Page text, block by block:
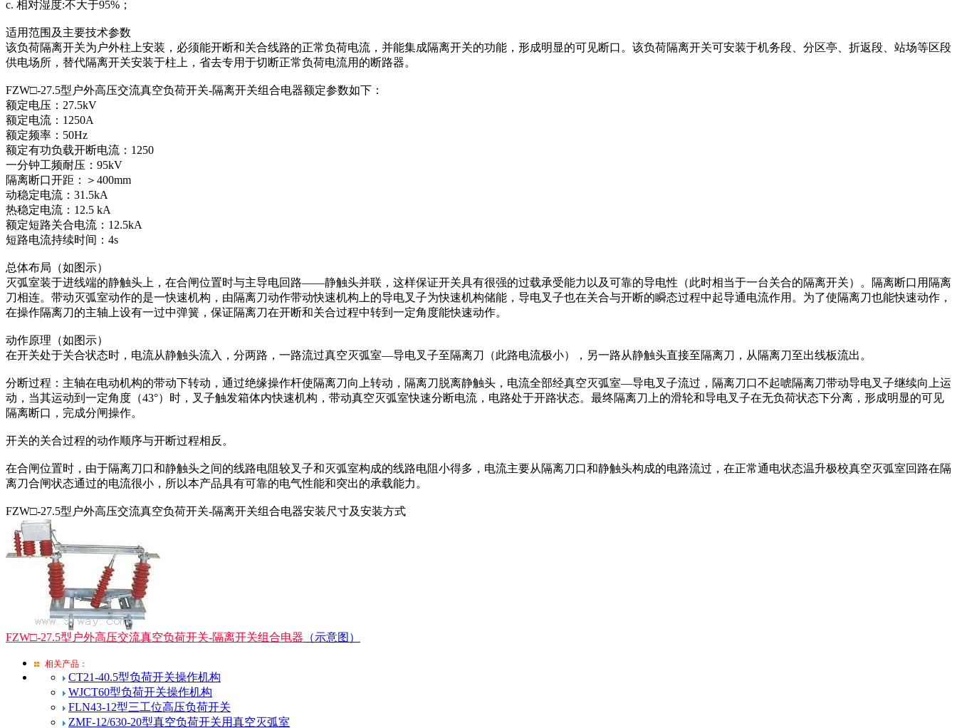
c. 相对湿度:不大于95%；
适用范围及主要技术参数
该负荷隔离开关为户外柱上安装，必须能开断和关合线路的正常负荷电流，并能集成隔离开关的功能，形成明显的可见断口。该负荷隔离开关可安装于机务段、分区亭、折返段、站场等区段
供电场所，替代隔离开关安装于柱上，省去专用于切断正常负荷电流用的断路器。
FZW□-27.5型户外高压交流真空负荷开关-隔离开关组合电器额定参数如下：
额定电压：27.5kV
额定电流：1250A
额定频率：50Hz
额定有功负载开断电流：1250
一分钟工频耐压：95kV
隔离断口开距：＞400mm
动稳定电流：31.5kA
热稳定电流：12.5 kA
额定短路关合电流：12.5kA
短路电流持续时间：4s
总体布局（如图示）
灭弧室装于进线端的静触头上，在合闸位置时与主导电回路——静触头并联，这样保证开关具有很强的过载承受能力以及可靠的导电性（此时相当于一台关合的隔离开关）。隔离断口用隔离
刀相连。带动灭弧室动作的是一快速机构，由隔离刀动作带动快速机构上的导电叉子为快速机构储能，导电叉子也在关合与开断的瞬态过程中起导通电流作用。为了使隔离刀也能快速动作，
在操作隔离刀的主轴上设有一过中弹簧，保证隔离刀在开断和关合过程中转到一定角度能快速动作。
动作原理（如图示）
在开关处于关合状态时，电流从静触头流入，分两路，一路流过真空灭弧室—导电叉子至隔离刀（此路电流极小），另一路从静触头直接至隔离刀，从隔离刀至出线板流出。
分断过程：主轴在电动机构的带动下转动，通过绝缘操作杆使隔离刀向上转动，隔离刀脱离静触头，电流全部经真空灭弧室—导电叉子流过，隔离刀口不起唬隔离刀带动导电叉子继续向上运
动，当其运动到一定角度（43°）时，叉子触发箱体内快速机构，带动真空灭弧室快速分断电流，电路处于开路状态。最终隔离刀上的滑轮和导电叉子在无负荷状态下分离，形成明显的可见
隔离断口，完成分闸操作。
开关的关合过程的动作顺序与开断过程相反。
在合闸位置时，由于隔离刀口和静触头之间的线路电阻较叉子和灭弧室构成的线路电阻小得多，电流主要从隔离刀口和静触头构成的电路流过，在正常通电状态温升极校真空灭弧室回路在隔
离刀合闸状态通过的电流很小，所以本产品具有可靠的电气性能和突出的承载能力。
FZW□-27.5型户外高压交流真空负荷开关-隔离开关组合电器安装尺寸及安装方式
FZW□-27.5型户外高压交流真空负荷开关-隔离开关组合电器 （示意图）
相关产品：
CT21-40.5型负荷开关操作机构
WJCT60型负荷开关操作机构
FLN43-12型三工位高压负荷开关
ZMF-12/630-20型真空负荷开关用真空灭弧室